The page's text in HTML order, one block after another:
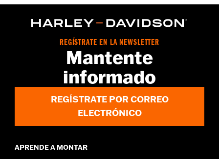
REGÍSTRATE EN LA NEWSLETTER
Mantente
informado
REGÍSTRATE POR CORREO
ELECTRÓNICO
APRENDE A MONTAR